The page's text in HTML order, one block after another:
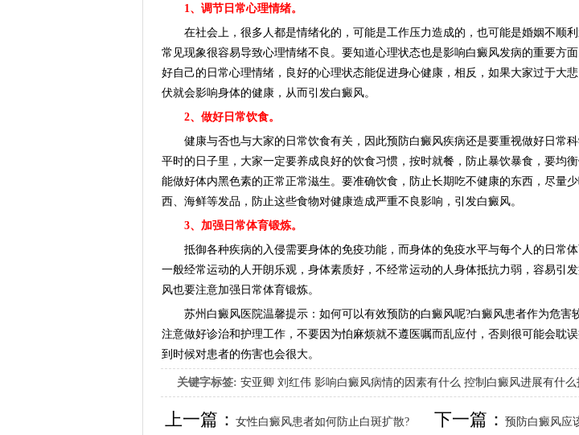
1、调节日常心理情绪。
在社会上，很多人都是情绪化的，可能是工作压力造成的，也可能是婚姻不顺利
常见现象很容易导致心理情绪不良。要知道心理状态也是影响白癜风发病的重要方
好自己的日常心理情绪，良好的心理状态能促进身心健康，相反，如果大家过于大
伏就会影响身体的健康，从而引发白癜风。
2、做好日常饮食。
健康与否也与大家的日常饮食有关，因此预防白癜风疾病还是要重视做好日常科
平时的日子里，大家一定要养成良好的饮食习惯，按时就餐，防止暴饮暴食，要均
能做好体内黑色素的正常正常滋生。要准确饮食，防止长期吃不健康的东西，尽量
西、海鲜等发品，防止这些食物对健康造成严重不良影响，引发白癜风。
3、加强日常体育锻炼。
抵御各种疾病的入侵需要身体的免疫功能，而身体的免疫水平与每个人的日常体
一般经常运动的人开朗乐观，身体素质好，不经常运动的人身体抵抗力弱，容易引
风也要注意加强日常体育锻炼。
苏州白癜风医院温馨提示：如何可以有效预防的白癜风呢?白癜风患者作为危害
注意做好诊治和护理工作，不要因为怕麻烦就不遵医嘱而乱应付，否则很可能会耽误
到时候对患者的伤害也会很大。
关键字标签: 安亚卿 刘红伟 影响白癜风病情的因素有什么 控制白癜风进展有什么
女生应该如何治疗呢
上一篇：女性白癜风患者如何防止白斑扩散? 下一篇：预防白癜风应